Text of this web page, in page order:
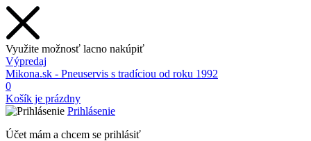
Využite možnosť lacno nakúpiť
Výpredaj
Mikona.sk - Pneuservis s tradíciou od roku 1992
0
Košík je prázdny
Prihlásenie
Účet mám a chcem se prihlásiť